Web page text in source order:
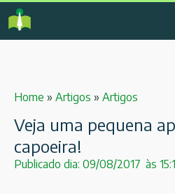
Home » Artigos » Artigos
Veja uma pequena
capoeira!
Publicado dia: 09/08/2017 às